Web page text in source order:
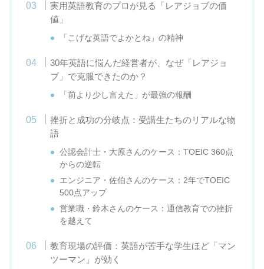
実用英語教育のプロが見る「レアジョブの価
値」
「こげな英語でよかとね」の精神
30年英語に悩んだ経営者が、なぜ「レアジョ
ブ」で克服できたのか？
「前より少し言えた」が最強の報酬
挫折と成功の分岐点：受講生たちのリアルな物
語
公認会計士・大原さんのケース：TOEIC 360点
からの逆転
エンジニア・佐伯さんのケース：2年でTOEIC
500点アップ
営業職・鈴木さんのケース：通信教育での挫折
を越えて
教育現場の評価：英語が苦手な学生ほど「マン
ツーマン」が効く